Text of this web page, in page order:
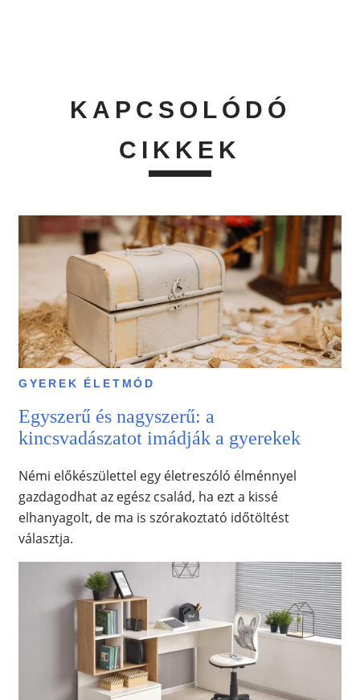
KAPCSOLÓDÓ
CIKKEK
GYEREK ÉLETMÓD
Egyszerű és nagyszerű: a
kincsvadászatot imádják a gyerekek
Némi előkészülettel egy életreszóló élménnyel
gazdagodhat az egész család, ha ezt a kissé
elhanyagolt, de ma is szórakoztató időtöltést
választja.